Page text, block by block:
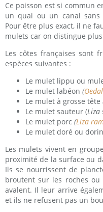
Ce poisson est si commun
un quai ou un canal sans
Pour être plus exact, il ne
mulets car on distingue
Les côtes françaises sont
espèces suivantes :
Le mulet lippu ou
Le mulet labéon (
Le mulet à grosse tête
Le mulet sauteur (Liza
Le mulet porc (Liza
Le mulet doré ou dorin
Les mulets vivent en
proximité de la surface ou
Ils se nourrissent de
broutent sur les roches
avalent. Il leur arrive
et ils ne refusent pas un